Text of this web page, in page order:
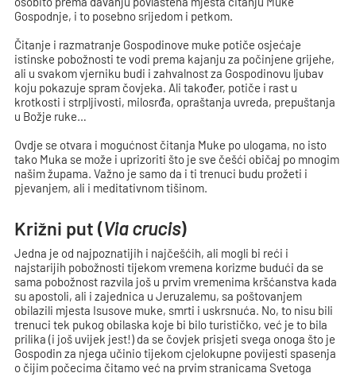
Gospodnje, i to posebno srijedom i petkom.
Čitanje i razmatranje Gospodinove muke potiče osjećaje
istinske pobožnosti te vodi prema kajanju za počinjene grijehe,
ali u svakom vjerniku budi i zahvalnost za Gospodinovu ljubav
koju pokazuje spram čovjeka. Ali također, potiče i rast u
krotkosti i strpljivosti, milosrđa, opraštanja uvreda, prepuštanja
u Božje ruke…
Ovdje se otvara i mogućnost čitanja Muke po ulogama, no isto
tako Muka se može i uprizoriti što je sve češći običaj po mnogim
našim župama. Važno je samo da i ti trenuci budu prožeti i
pjevanjem, ali i meditativnom tišinom.
Križni put (Via crucis)
Jedna je od najpoznatijih i najčešćih, ali mogli bi reći i
najstarijih pobožnosti tijekom vremena korizme budući da se
sama pobožnost razvila još u prvim vremenima kršćanstva kada
su apostoli, ali i zajednica u Jeruzalemu, sa poštovanjem
obilazili mjesta Isusove muke, smrti i uskrsnuća. No, to nisu bili
trenuci tek pukog obilaska koje bi bilo turističko, već je to bila
prilika (i još uvijek jest!) da se čovjek prisjeti svega onoga što je
Gospodin za njega učinio tijekom cjelokupne povijesti spasenja
o čijim počecima čitamo već na prvim stranicama Svetoga